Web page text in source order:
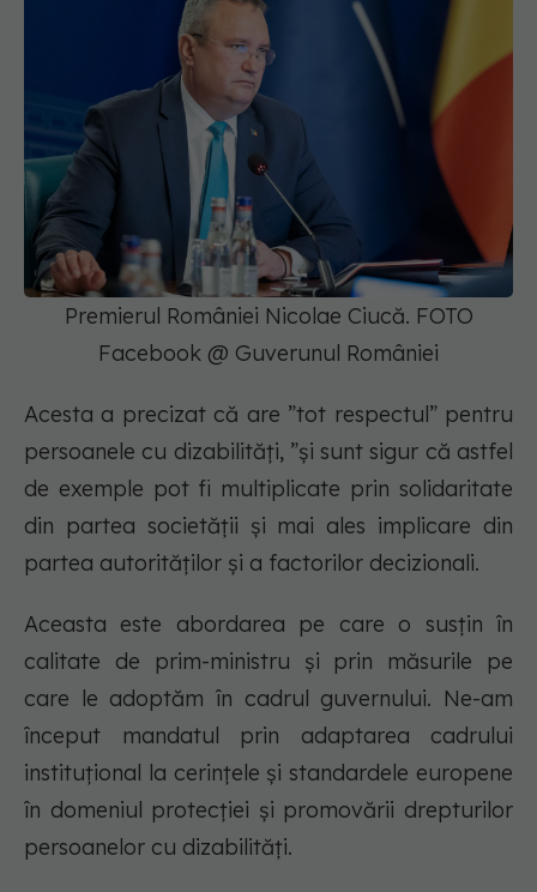
Premierul României Nicolae Ciucă. FOTO
Facebook @ Guverunul României
Acesta a precizat că are ”tot respectul” pentru
persoanele cu dizabilități, ”și sunt sigur că astfel
de exemple pot fi multiplicate prin solidaritate
din partea societății și mai ales implicare din
partea autorităților și a factorilor decizionali.
Aceasta este abordarea pe care o susțin în
calitate de prim-ministru și prin măsurile pe
care le adoptăm în cadrul guvernului. Ne-am
început mandatul prin adaptarea cadrului
instituţional la cerinţele şi standardele europene
în domeniul protecției și promovării drepturilor
persoanelor cu dizabilităţi.